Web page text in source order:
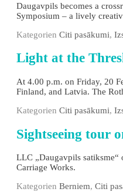
Daugavpils becomes a
Symposium – a lively
Kategorien Citi pasākumi,
Light at the
At 4.00 p.m. on Friday, 20
Finland, and Latvia. The
Kategorien Citi pasākumi,
Sightseeing tour
LLC „Daugavpils
Carriage Works.
Kategorien Berniem, Citi